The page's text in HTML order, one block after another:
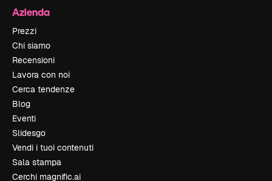
Azienda
Prezzi
Chi siamo
Recensioni
Lavora con noi
Cerca tendenze
Blog
Eventi
Slidesgo
Vendi i tuoi contenuti
Sala stampa
Cerchi magnific.ai